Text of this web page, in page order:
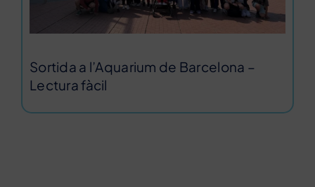
Sortida a l’Aquarium de Barcelona –
Lectura fàcil